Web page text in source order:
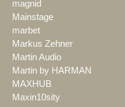
magnid
Mainstage
marbet
Markus Zehner
Martin Audio
Martin by HARMAN
MAXHUB
Maxin10sity